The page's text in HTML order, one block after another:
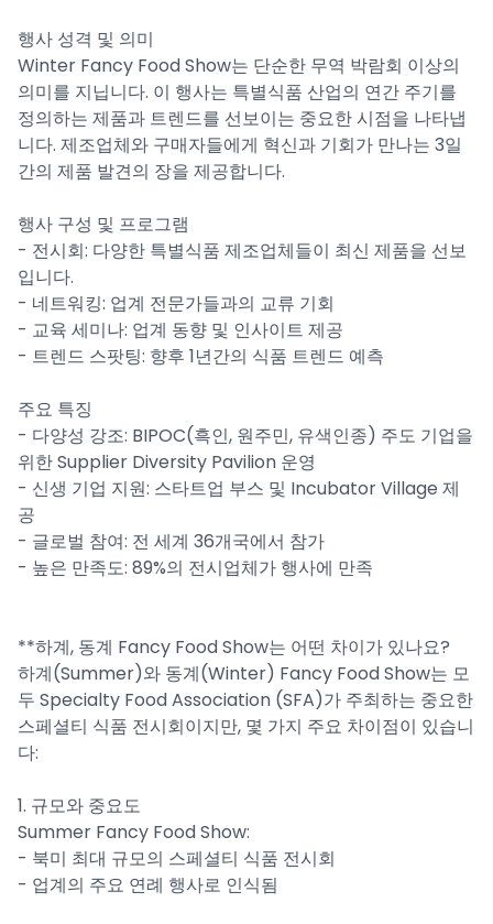
행사 성격 및 의미
Winter Fancy Food Show는 단순한 무역 박람회 이상의
의미를 지닙니다. 이 행사는 특별식품 산업의 연간 주기를
정의하는 제품과 트렌드를 선보이는 중요한 시점을 나타냅
니다. 제조업체와 구매자들에게 혁신과 기회가 만나는 3일
간의 제품 발견의 장을 제공합니다.
행사 구성 및 프로그램
- 전시회: 다양한 특별식품 제조업체들이 최신 제품을 선보
입니다.
- 네트워킹: 업계 전문가들과의 교류 기회
- 교육 세미나: 업계 동향 및 인사이트 제공
- 트렌드 스팟팅: 향후 1년간의 식품 트렌드 예측
주요 특징
- 다양성 강조: BIPOC(흑인, 원주민, 유색인종) 주도 기업을
위한 Supplier Diversity Pavilion 운영
- 신생 기업 지원: 스타트업 부스 및 Incubator Village 제
공
- 글로벌 참여: 전 세계 36개국에서 참가
- 높은 만족도: 89%의 전시업체가 행사에 만족
**하계, 동계 Fancy Food Show는 어떤 차이가 있나요?
하계(Summer)와 동계(Winter) Fancy Food Show는 모
두 Specialty Food Association (SFA)가 주최하는 중요한
스페셜티 식품 전시회이지만, 몇 가지 주요 차이점이 있습니
다:
1. 규모와 중요도
Summer Fancy Food Show:
- 북미 최대 규모의 스페셜티 식품 전시회
- 업계의 주요 연례 행사로 인식됨